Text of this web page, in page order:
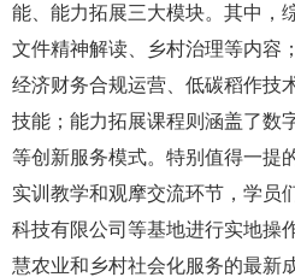
能、能力拓展三大模块。其中，
文件精神解读、乡村治理等内容
经济财务合规运营、低碳稻作技
技能；能力拓展课程则涵盖了数
等创新服务模式。特别值得一提
实训教学和观摩交流环节，学员
科技有限公司等基地进行实地操
慧农业和乡村社会化服务的最新